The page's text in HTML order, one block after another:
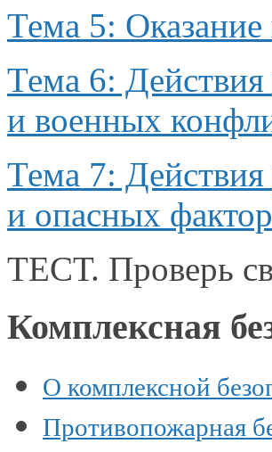
Тема 5:
Тема 6:
и военных
Тема 7:
и опасных
ТЕСТ. Проверь
Комплексная
О комплексной
Противопожарная